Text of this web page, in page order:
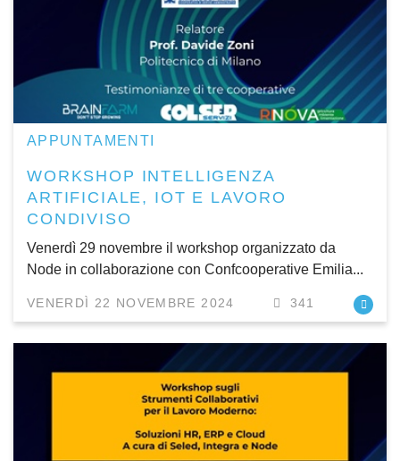
APPUNTAMENTI
WORKSHOP INTELLIGENZA
ARTIFICIALE, IOT E LAVORO
CONDIVISO
Venerdì 29 novembre il workshop organizzato da
Node in collaborazione con Confcooperative Emilia...
VENERDÌ 22 NOVEMBRE 2024 341